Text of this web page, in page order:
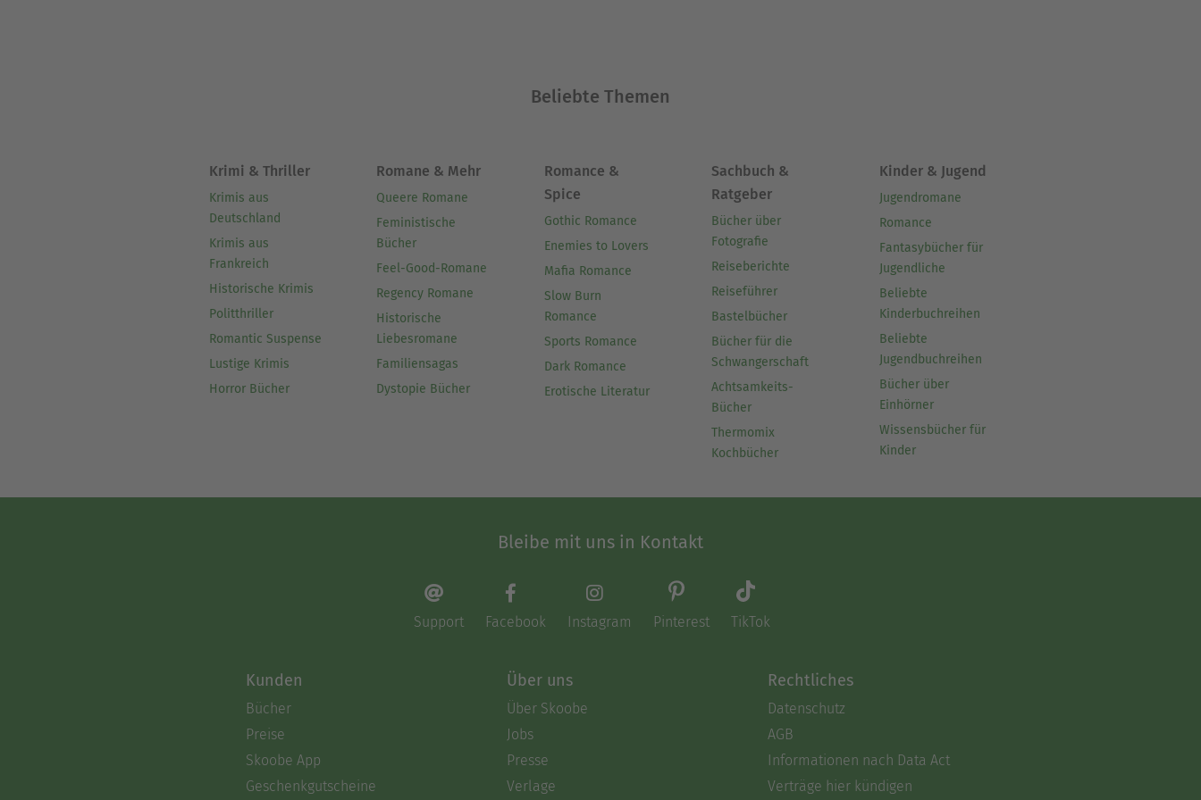
Übersetzung und redaktionellen Bearbeitung englischsprachiger Texte ins Deutsche.
Ausblenden
Beliebte Themen
Krimi & Thriller
Krimis aus
Deutschland
Krimis aus
Frankreich
Historische Krimis
Politthriller
Romantic Suspense
Lustige Krimis
Horror Bücher
Romane & Mehr
Queere Romane
Feministische
Bücher
Feel-Good-Romane
Regency Romane
Historische
Liebesromane
Familiensagas
Dystopie Bücher
Romance &
Spice
Gothic Romance
Enemies to Lovers
Mafia Romance
Slow Burn
Romance
Sports Romance
Dark Romance
Erotische Literatur
Sachbuch &
Ratgeber
Bücher über
Fotografie
Reiseberichte
Reiseführer
Bastelbücher
Bücher für die
Schwangerschaft
Achtsamkeits-
Bücher
Thermomix
Kochbücher
Kinder & Jugend
Jugendromane
Romance
Fantasybücher für
Jugendliche
Beliebte
Kinderbuchreihen
Beliebte
Jugendbuchreihen
Bücher über
Einhörner
Wissensbücher für
Kinder
Bleibe mit uns in Kontakt
Support Facebook Instagram Pinterest TikTok
Kunden
Bücher
Preise
Skoobe App
Geschenkgutscheine
Über uns
Über Skoobe
Jobs
Presse
Verlage
Rechtliches
Datenschutz
AGB
Informationen nach Data Act
Verträge hier kündigen